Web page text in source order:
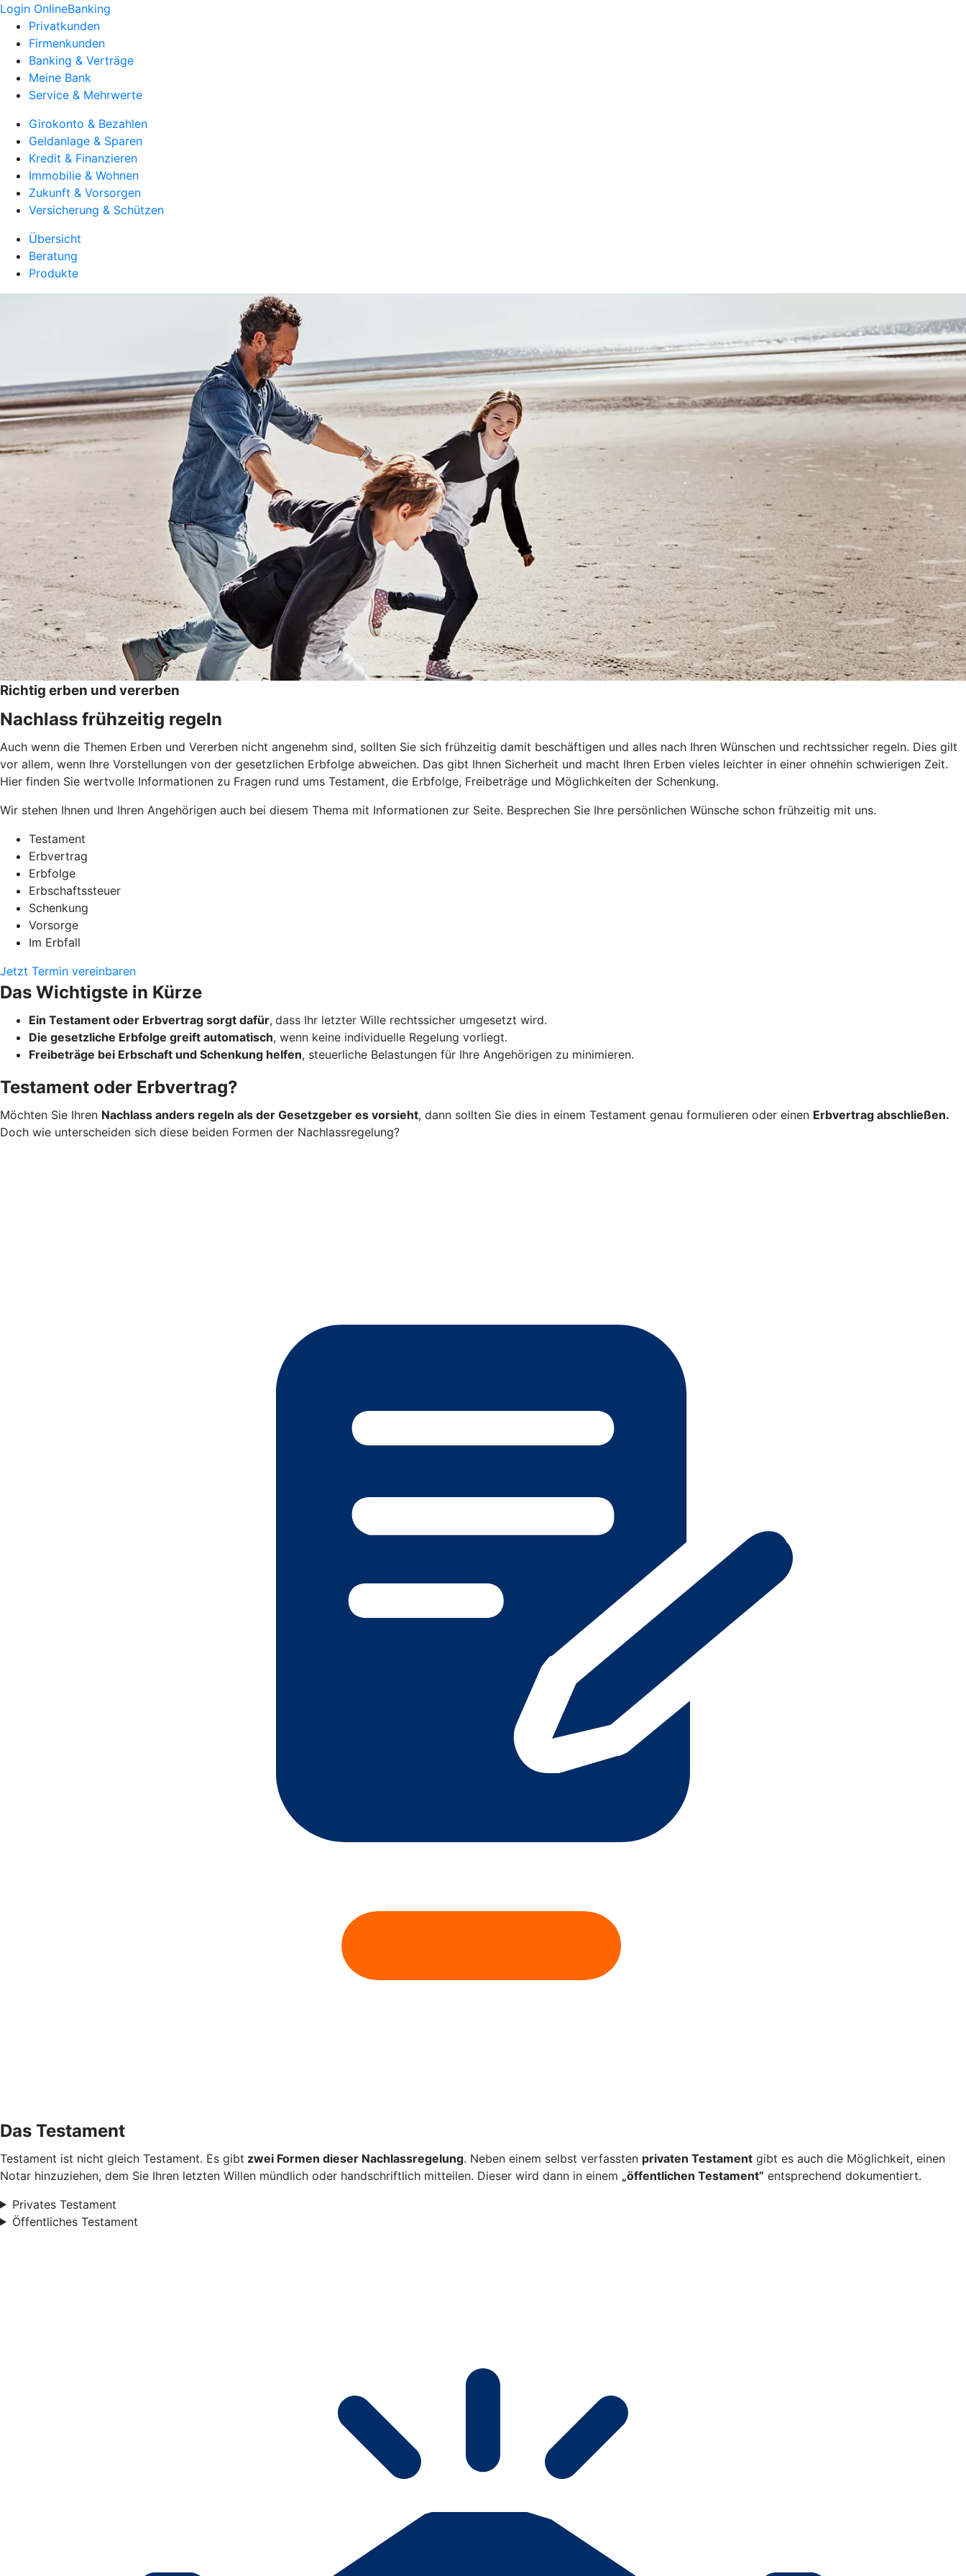
Login OnlineBanking
Privatkunden
Firmenkunden
Banking & Verträge
Meine Bank
Service & Mehrwerte
Girokonto & Bezahlen
Geldanlage & Sparen
Kredit & Finanzieren
Immobilie & Wohnen
Zukunft & Vorsorgen
Versicherung & Schützen
Übersicht
Beratung
Produkte
Richtig erben und vererben
Nachlass frühzeitig regeln
Auch wenn die Themen Erben und Vererben nicht angenehm sind, sollten Sie sich frühzeitig damit beschäftigen und alles nach Ihren Wünschen und rechtssicher regeln. Dies gilt
vor allem, wenn Ihre Vorstellungen von der gesetzlichen Erbfolge abweichen. Das gibt Ihnen Sicherheit und macht Ihren Erben vieles leichter in einer ohnehin schwierigen Zeit.
Hier finden Sie wertvolle Informationen zu Fragen rund ums Testament, die Erbfolge, Freibeträge und Möglichkeiten der Schenkung.
Wir stehen Ihnen und Ihren Angehörigen auch bei diesem Thema mit Informationen zur Seite. Besprechen Sie Ihre persönlichen Wünsche schon frühzeitig mit uns.
Testament
Erbvertrag
Erbfolge
Erbschaftssteuer
Schenkung
Vorsorge
Im Erbfall
Jetzt Termin vereinbaren
Das Wichtigste in Kürze
Ein Testament oder Erbvertrag sorgt dafür, dass Ihr letzter Wille rechtssicher umgesetzt wird.
Die gesetzliche Erbfolge greift automatisch, wenn keine individuelle Regelung vorliegt.
Freibeträge bei Erbschaft und Schenkung helfen, steuerliche Belastungen für Ihre Angehörigen zu minimieren.
Testament oder Erbvertrag?
Möchten Sie Ihren Nachlass anders regeln als der Gesetzgeber es vorsieht, dann sollten Sie dies in einem Testament genau formulieren oder einen Erbvertrag abschließen.
Doch wie unterscheiden sich diese beiden Formen der Nachlassregelung?
Das Testament
Testament ist nicht gleich Testament. Es gibt zwei Formen dieser Nachlassregelung. Neben einem selbst verfassten privaten Testament gibt es auch die Möglichkeit, einen
Notar hinzuziehen, dem Sie Ihren letzten Willen mündlich oder handschriftlich mitteilen. Dieser wird dann in einem „öffentlichen Testament” entsprechend dokumentiert.
Privates Testament
Öffentliches Testament